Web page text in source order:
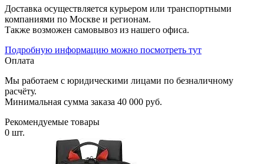
Доставка осуществляется курьером или транспортными
компаниями по Москве и регионам.
Также возможен самовывоз из нашего офиса.
Подробную информацию можно посмотреть тут
Оплата
Мы работаем с юридическими лицами по безналичному
расчёту.
Минимальная сумма заказа 40 000 руб.
Рекомендуемые товары
0 шт.